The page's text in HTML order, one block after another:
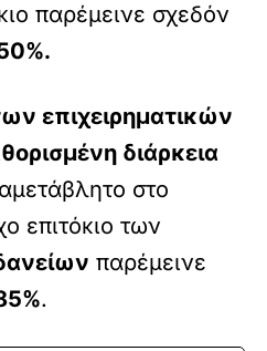
παρέμεινε σχεδόν
επιχειρηματικών
διάρκεια
στο
επιτόκιο των
παρέμεινε
.